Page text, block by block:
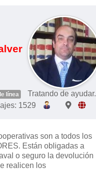
línea
Tratando de ayudar.
1529
son a todos los
Están obligadas a
o seguro la devolución
realicen los